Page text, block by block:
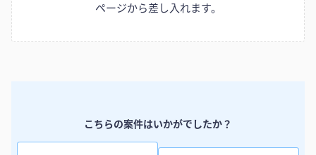
ページから差し入れます。
こちらの案件はいかがでしたか？